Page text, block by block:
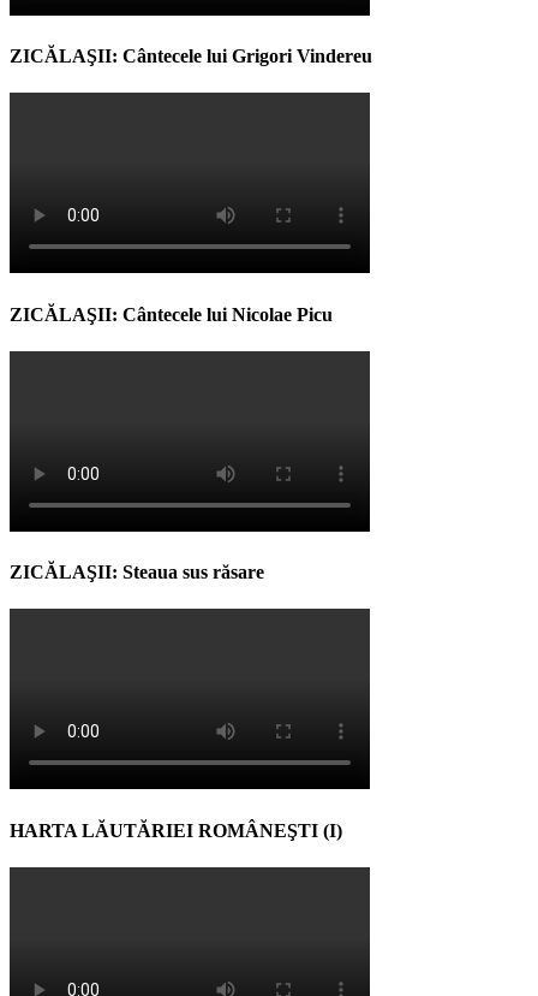
ZICĂLAŞII: Cântecele lui Grigori Vindereu
ZICĂLAŞII: Cântecele lui Nicolae Picu
ZICĂLAŞII: Steaua sus răsare
HARTA LĂUTĂRIEI ROMÂNEŞTI (I)